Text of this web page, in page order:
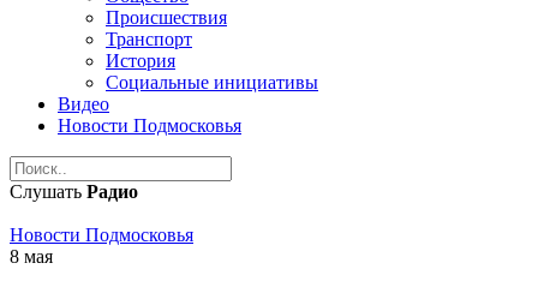
Происшествия
Транспорт
История
Социальные инициативы
Видео
Новости Подмосковья
Слушать Радио
Новости Подмосковья
8 мая